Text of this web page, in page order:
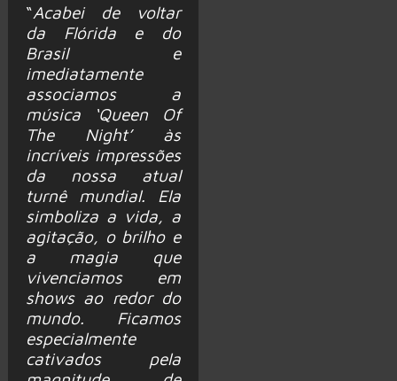
“Acabei de voltar
da Flórida e do
Brasil e
imediatamente
associamos a
música ‘Queen Of
The Night’ às
incríveis impressões
da nossa atual
turnê mundial. Ela
simboliza a vida, a
agitação, o brilho e
a magia que
vivenciamos em
shows ao redor do
mundo. Ficamos
especialmente
cativados pela